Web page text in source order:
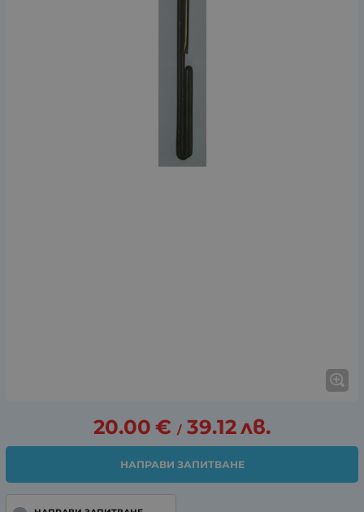
20.00 € / 39.12лв.
НАПРАВИ ЗАПИТВАНЕ